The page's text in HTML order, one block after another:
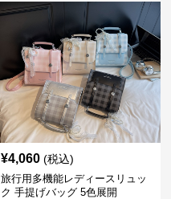
¥4,060 (税込)
旅行用多機能レディースリュッ
ク 手提げバッグ 5色展開